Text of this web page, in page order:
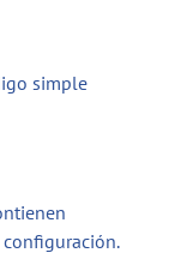
simple
configuración.